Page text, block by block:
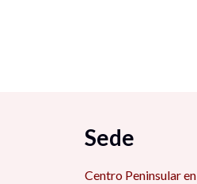
Sede
Centro Peninsular en